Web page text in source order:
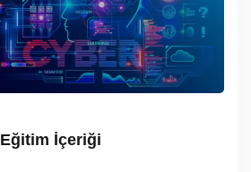
Eğitim İçeriği